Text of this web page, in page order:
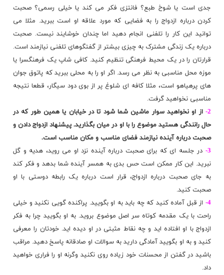
جدی است یا شوخ طبع؟ فانتزی فکر می کند یا خیلی رسمی؟ صحبت
کردن درباره ازدواج را به فضایی که مورد علاقه او است ببرید. مثلا می
توانید این کار را تلفنی انجام دهید اما چندان خوشایند نیست. صحبت
درباره یک زندگی مشترک به چیزی بیشتر از گفتگوهای تلفنی نیازمند است.
قرارتان را در یک محیط فرهنگی تنظیم کنید. کافی شاپ یک فرهنگسرا یا
موزه محل مناسبی به نظر می رسد. اگر او را به محلی ببرید که پاتوق جوان
های پرهیاهو است، مثلا کافه ای شلوغ پر از بوی دود سیگار، قطعا نتیجه
مناسبی نخواهید گرفت.
2- از او نخواهید سوار ماشین شما شود تا در خیابان یا همین طور که در
حال رانندگی هستید موضوع را با او در میان بگذارید. پیشنهاد ازدواج دادن و
صحبت درباره آینده نیازمند فضای مناسب و مکان مناسب است.
3- در جلسه ای که برای صحبت درباره آینده نزد او می روید، هدیه و گل
نبرید. این کار ممکن است حس بدی به همسر آینده شما بدهد و فکر کند
به جای صحبت درباره ازدواج، قرار است درباره یک رابطه دوستی با او
صحبت کنید.
4- از قبل آماده کنید که چه باید به او بگویید. پراکنده گویی نکنید و خیلی
راحت با یک مقدمه کوتاه سر اصل موضوع بروید. به او بگویید چرا به فکر
ازدواج با او افتاده اید و چه نقاط مثبتی در او دیده اید. خودتان را معرفی
کنید و به او بگویید آمادگی دارید به سوالات او صادقانه پاسخ دهید. مراقب
باشید در گفتن از محسنات خود زیاده روی نکنید وگرنه او را فراری خواهید
داد.